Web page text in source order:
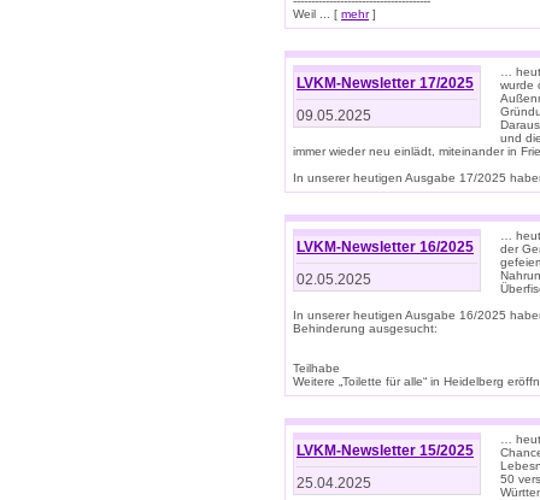
Weil ... [ mehr]
LVKM-Newsletter 17/2025
09.05.2025
…
wurde
und
immer wieder neu einlädt, miteinander in
In unserer heutigen Ausgabe 17/2025
LVKM-Newsletter 16/2025
02.05.2025
…
der
In unserer heutigen Ausgabe 16/2025
Behinderung ausgesucht:
Teilhabe
Weitere „Toilette für alle“ in Heidelberg
LVKM-Newsletter 15/2025
25.04.2025
…
50